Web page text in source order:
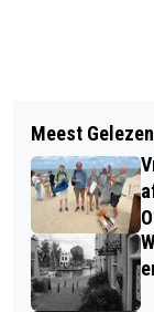
Meest Gelezen